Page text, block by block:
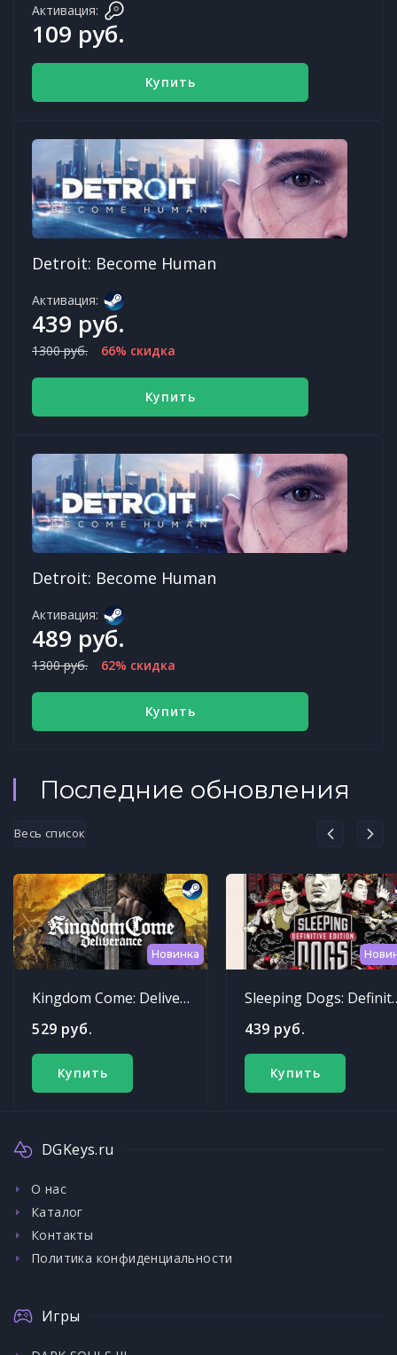
Активация:
109 руб.
Купить
Detroit: Become Human
Активация:
439 руб.
1300 руб. 66% скидка
Купить
Detroit: Become Human
Активация:
489 руб.
1300 руб. 62% скидка
Купить
Последние обновления
Весь список
Новинка
Kingdom Come: Deliverance
529 руб.
Купить
Sleeping
439 руб.
Купить
DGKeys.ru
О нас
Каталог
Контакты
Политика конфиденциальности
Игры